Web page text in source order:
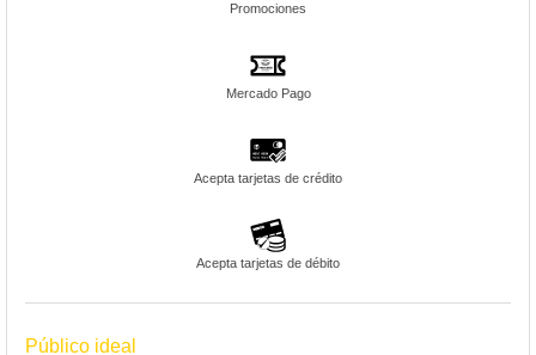
Promociones
Mercado Pago
Acepta tarjetas de crédito
Acepta tarjetas de débito
Público ideal